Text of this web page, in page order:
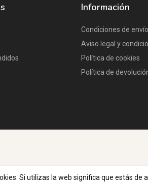
Información
Condiciones de envío
Aviso legal y
Política de cookies
Política de
Si utilizas la web significa que estás